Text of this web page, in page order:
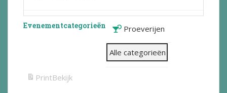
Evenementcategorieën Proeverijen
Alle categorieën
PrintBekijk